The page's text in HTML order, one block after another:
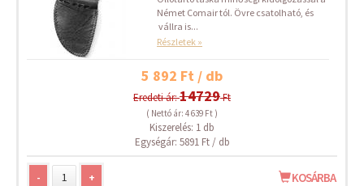
Német Comair tól. Övre csatolható, és
vállra is...
Részletek »
5 892 Ft / db
Eredeti ár:14729Ft
( Nettó ár: 4 639 Ft )
Kiszerelés: 1 db
Egységár: 5891 Ft / db
- + KOSÁRBA